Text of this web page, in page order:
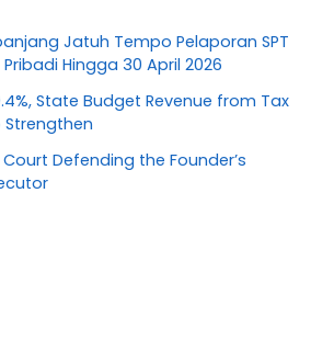
Jatuh Tempo Pelaporan SPT
Hingga 30 April 2026
State Budget Revenue from Tax
Defending the Founder’s